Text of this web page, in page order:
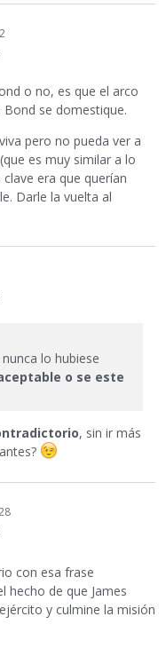
o no, es que el arco
se domestique.
pero no pueda ver a
es muy similar a lo
era que querían
Darle la vuelta al
lo hubiese
o se este
, sin ir más
con esa frase
hecho de que James
y culmine la misión